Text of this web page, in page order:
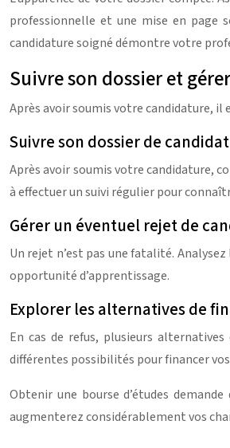
professionnelle et une mise en page
candidature soigné démontre votre
Suivre son dossier et
Après avoir soumis votre candidature, il
Suivre son dossier de
Après avoir soumis votre candidature,
à effectuer un suivi régulier pour
Gérer un éventuel rejet de
Un rejet n’est pas une fatalité.
opportunité d’apprentissage.
Explorer les alternatives de
En cas de refus, plusieurs
différentes possibilités pour financer
Obtenir une bourse d’études
augmenterez considérablement vos